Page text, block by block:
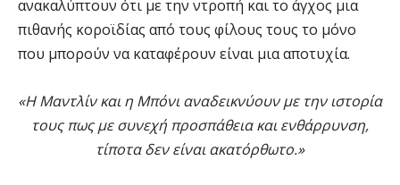
ανακαλύπτουν ότι με την ντροπή και το άγχος μια
πιθανής κοροϊδίας από τους φίλους τους το μόνο
που μπορούν να καταφέρουν είναι μια αποτυχία.
«Η Μαντλίν και η Μπόνι αναδεικνύουν με την ιστορία
τους πως με συνεχή προσπάθεια και ενθάρρυνση,
τίποτα δεν είναι ακατόρθωτο.»